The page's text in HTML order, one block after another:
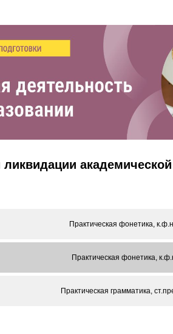
ликвидации
Практическая фонетика,
Практическая фонетика,
Практическая грамматика,